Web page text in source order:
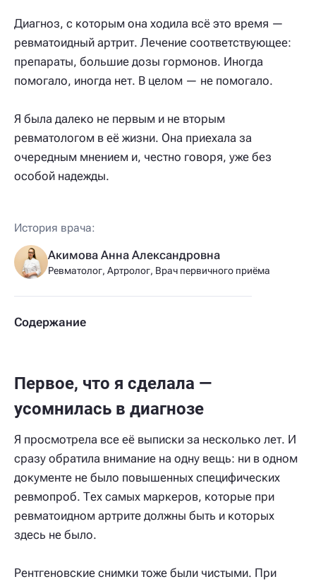
Диагноз, с которым она ходила всё это время —
ревматоидный артрит. Лечение соответствующее:
препараты, большие дозы гормонов. Иногда
помогало, иногда нет. В целом — не помогало.
Я была далеко не первым и не вторым
ревматологом в её жизни. Она приехала за
очередным мнением и, честно говоря, уже без
особой надежды.
История врача:
Акимова Анна Александровна
Ревматолог, Артролог, Врач первичного приёма
Содержание
Первое, что я сделала —
усомнилась в диагнозе
Я просмотрела все её выписки за несколько лет. И
сразу обратила внимание на одну вещь: ни в одном
документе не было повышенных специфических
ревмопроб. Тех самых маркеров, которые при
ревматоидном артрите должны быть и которых
здесь не было.
Рентгеновские снимки тоже были чистыми. При